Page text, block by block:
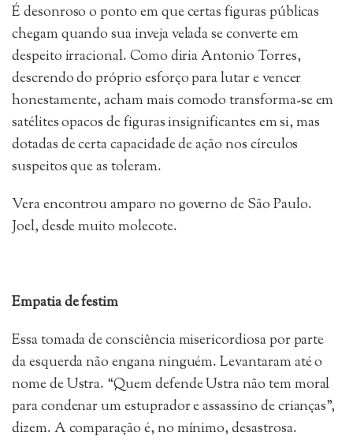
É desonroso o ponto em que certas figuras públicas
chegam quando sua inveja velada se converte em
despeito irracional. Como diria Antonio Torres,
descrendo do próprio esforço para lutar e vencer
honestamente, acham mais comodo transforma-se em
satélites opacos de figuras insignificantes em si, mas
dotadas de certa capacidade de ação nos círculos
suspeitos que as toleram.
Vera encontrou amparo no governo de São Paulo.
Joel, desde muito molecote.
Empatia de festim
Essa tomada de consciência misericordiosa por parte
da esquerda não engana ninguém. Levantaram até o
nome de Ustra. “Quem defende Ustra não tem moral
para condenar um estuprador e assassino de crianças”,
dizem. A comparação é, no mínimo, desastrosa.